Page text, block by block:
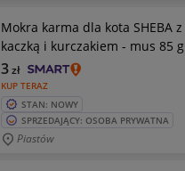
Mokra karma dla kota SHEBA z
kaczką i kurczakiem - mus 85 g
KUP TERAZ
3zł
STAN: NOWY
SPRZEDAJĄCY: OSOBA PRYWATNA
Piastów